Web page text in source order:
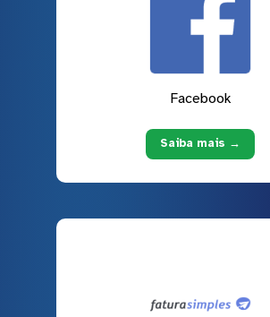
Facebook
Saiba mais →